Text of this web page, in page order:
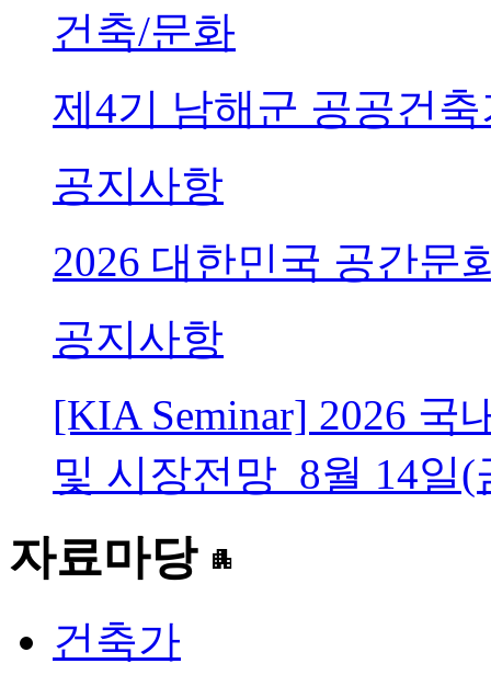
건축/문화
제4기 남해군 공공건
공지사항
2026 대한민국 공간문
공지사항
[KIA Seminar] 2026 국
및 시장전망_8월 14일(
자료마당 apartment
건축가